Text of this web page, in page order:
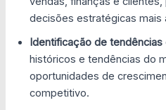
decisões estratégicas mais
Identificação de
históricos e tendências do
oportunidades de
competitivo.